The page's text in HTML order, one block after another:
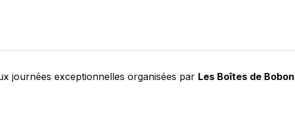
journées exceptionnelles organisées par Les Boîtes de